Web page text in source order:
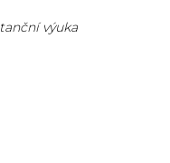
výuka